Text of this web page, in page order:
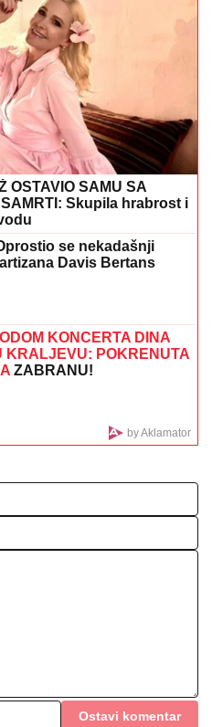
GAZI DRUGI VEK:
Mirjana Petrović iz Cikota
sama brine o
(FOTO)
završila DOKTORSKE
je na
sa mužem i sinom otišla
maline, pokazala kako
I REVIZIJE IZ KNINA
"Oluju", Milanović